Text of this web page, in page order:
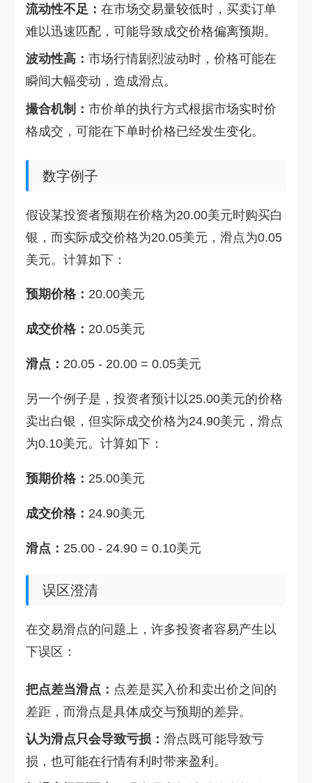
流动性不足： 在市场交易量较低时，买卖订单
难以迅速匹配，可能导致成交价格偏离预期。
波动性高： 市场行情剧烈波动时，价格可能在
瞬间大幅变动，造成滑点。
撮合机制： 市价单的执行方式根据市场实时价
格成交，可能在下单时价格已经发生变化。
数字例子
假设某投资者预期在价格为20.00美元时购买白
银，而实际成交价格为20.05美元，滑点为0.05
美元。计算如下：
预期价格： 20.00美元
成交价格： 20.05美元
滑点： 20.05 - 20.00 = 0.05美元
另一个例子是，投资者预计以25.00美元的价格
卖出白银，但实际成交价格为24.90美元，滑点
为0.10美元。计算如下：
预期价格： 25.00美元
成交价格： 24.90美元
滑点： 25.00 - 24.90 = 0.10美元
误区澄清
在交易滑点的问题上，许多投资者容易产生以
下误区：
把点差当滑点： 点差是买入价和卖出价之间的
差距，而滑点是具体成交与预期的差异。
认为滑点只会导致亏损： 滑点既可能导致亏
损，也可能在行情有利时带来盈利。